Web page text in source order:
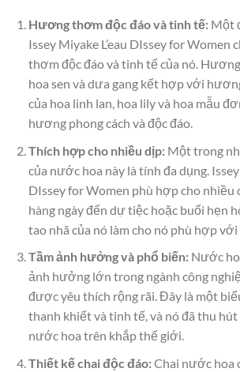
Hương thơm độc đáo và tinh tế:Một
Issey Miyake L’eau DIssey for Women
thơm độc đáo và tinh tế của nó.
hoa sen và dưa gang kết hợp với
của hoa linh lan, hoa lily và hoa mẫu
hương phong cách và độc đáo.
Thích hợp cho nhiều dịp:Một trong
của nước hoa này là tính đa dụng. Issey
DIssey for Women phù hợp cho nhiều
hàng ngày đến dự tiệc hoặc buổi hẹn
tao nhã của nó làm cho nó phù hợp
Tầm ảnh hưởng và phổ biến:Nước
ảnh hưởng lớn trong ngành công
được yêu thích rộng rãi. Đây là một
thanh khiết và tinh tế, và nó đã thu
nước hoa trên khắp thế giới.
Thiết kế chai độc đáo:Chai nước hoa